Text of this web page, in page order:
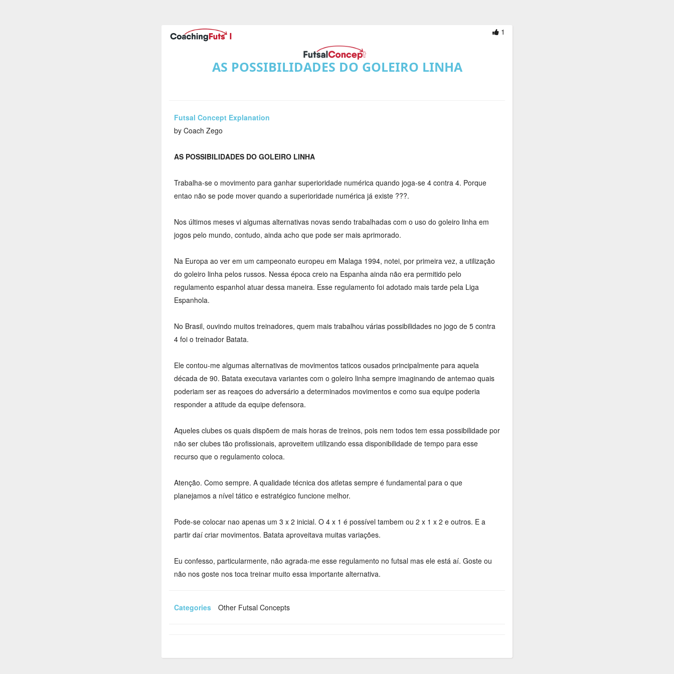
1
AS POSSIBILIDADES DO GOLEIRO LINHA
Futsal Concept Explanation
by Coach Zego
AS POSSIBILIDADES DO GOLEIRO LINHA
Trabalha-se o movimento para ganhar superioridade numérica quando joga-se 4 contra 4. Porque
entao não se pode mover quando a superioridade numérica já existe ???.
Nos últimos meses vi algumas alternativas novas sendo trabalhadas com o uso do goleiro linha em
jogos pelo mundo, contudo, ainda acho que pode ser mais aprimorado.
Na Europa ao ver em um campeonato europeu em Malaga 1994, notei, por primeira vez, a utilização
do goleiro linha pelos russos. Nessa época creio na Espanha ainda não era permitido pelo
regulamento espanhol atuar dessa maneira. Esse regulamento foi adotado mais tarde pela Liga
Espanhola.
No Brasil, ouvindo muitos treinadores, quem mais trabalhou várias possibilidades no jogo de 5 contra
4 foi o treinador Batata.
Ele contou-me algumas alternativas de movimentos taticos ousados principalmente para aquela
década de 90. Batata executava variantes com o goleiro linha sempre imaginando de antemao quais
poderiam ser as reaçoes do adversário a determinados movimentos e como sua equipe poderia
responder a atitude da equipe defensora.
Aqueles clubes os quais dispõem de mais horas de treinos, pois nem todos tem essa possibilidade por
não ser clubes tão profissionais, aproveitem utilizando essa disponibilidade de tempo para esse
recurso que o regulamento coloca.
Atenção. Como sempre. A qualidade técnica dos atletas sempre é fundamental para o que
planejamos a nível tático e estratégico funcione melhor.
Pode-se colocar nao apenas um 3 x 2 inicial. O 4 x 1 é possível tambem ou 2 x 1 x 2 e outros. E a
partir daí criar movimentos. Batata aproveitava muitas variações.
Eu confesso, particularmente, não agrada-me esse regulamento no futsal mas ele está aí. Goste ou
não nos goste nos toca treinar muito essa importante alternativa.
Categories Other Futsal Concepts